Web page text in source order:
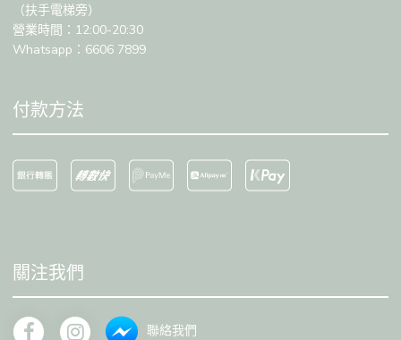
（扶手電梯旁）
營業時間：12:00-20:30
Whatsapp：6606 7899
付款方法
關注我們
聯絡我們